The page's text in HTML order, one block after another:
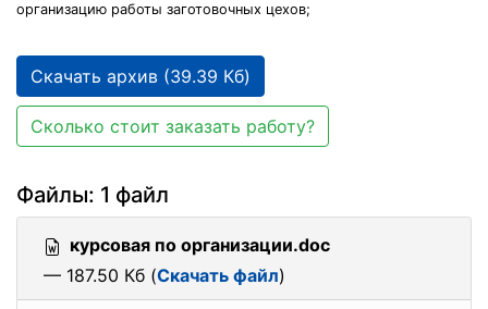
организацию работы заготовочных цехов;
Скачать архив (39.39 Кб)
Сколько стоит заказать работу?
Файлы: 1 файл
курсовая по организации.doc
— 187.50 Кб (Скачать файл)